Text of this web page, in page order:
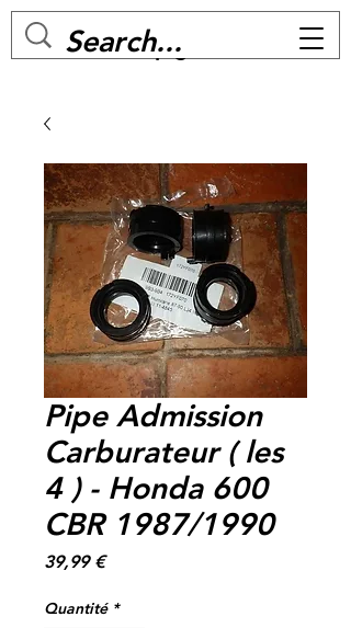
MC BIKE Perpignan
Pipe Admission
Carburateur ( les
4 ) - Honda 600
CBR 1987/1990
39,99 €Prix
Quantité *